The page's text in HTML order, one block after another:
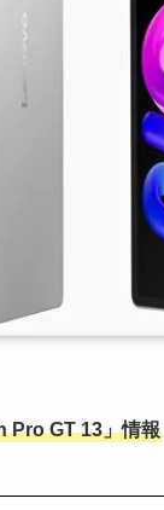
Pro GT 13」情報